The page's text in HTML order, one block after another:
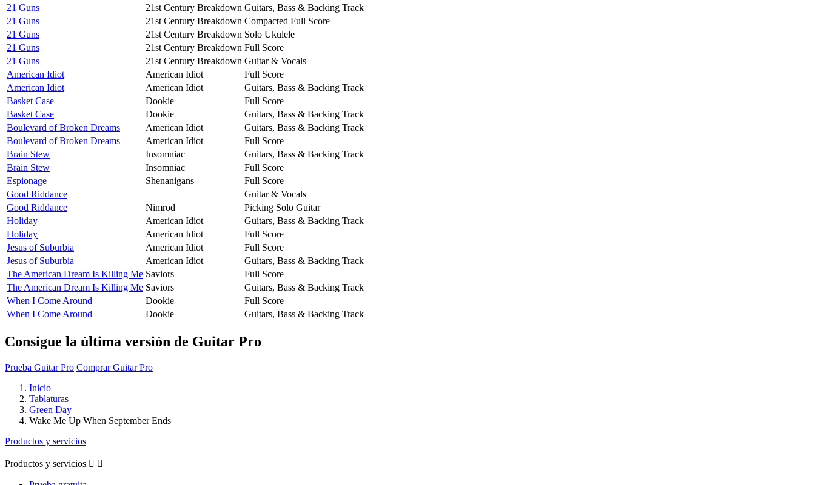
21 Guns
21st Century Breakdown Guitars, Bass & Backing Track
21 Guns
21st Century Breakdown Compacted Full Score
21 Guns
21st Century Breakdown Solo Ukulele
21 Guns
21st Century Breakdown Full Score
21 Guns
21st Century Breakdown Guitar & Vocals
American Idiot
American Idiot
Full Score
American Idiot
American Idiot
Guitars, Bass & Backing Track
Basket Case
Dookie
Full Score
Basket Case
Dookie
Guitars, Bass & Backing Track
Boulevard of Broken Dreams
American Idiot
Guitars, Bass & Backing Track
Boulevard of Broken Dreams
American Idiot
Full Score
Brain Stew
Insomniac
Guitars, Bass & Backing Track
Brain Stew
Insomniac
Full Score
Espionage
Shenanigans
Full Score
Good Riddance
Guitar & Vocals
Good Riddance
Nimrod
Picking Solo Guitar
Holiday
American Idiot
Guitars, Bass & Backing Track
Holiday
American Idiot
Full Score
Jesus of Suburbia
American Idiot
Full Score
Jesus of Suburbia
American Idiot
Guitars, Bass & Backing Track
The American Dream Is Killing Me Saviors
Full Score
The American Dream Is Killing Me Saviors
Guitars, Bass & Backing Track
When I Come Around
Dookie
Full Score
When I Come Around
Dookie Guitars, Bass & Backing Track
Consigue la última versión de Guitar Pro
Prueba Guitar Pro Comprar Guitar Pro
Inicio
Tablaturas
Green Day
Wake Me Up When September Ends
Productos y servicios
Productos y servicios  